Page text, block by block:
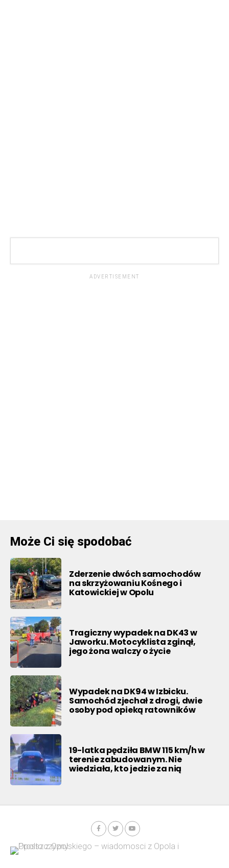
ADVERTISEMENT
Może Ci się spodobać
Zderzenie dwóch samochodów
na skrzyżowaniu Kośnego i
Katowickiej w Opolu
Tragiczny wypadek na DK43 w
Jaworku. Motocyklista zginął,
jego żona walczy o życie
Wypadek na DK94 w Izbicku.
Samochód zjechał z drogi, dwie
osoby pod opieką ratowników
19-latka pędziła BMW 115 km/h w
terenie zabudowanym. Nie
wiedziała, kto jedzie za nią